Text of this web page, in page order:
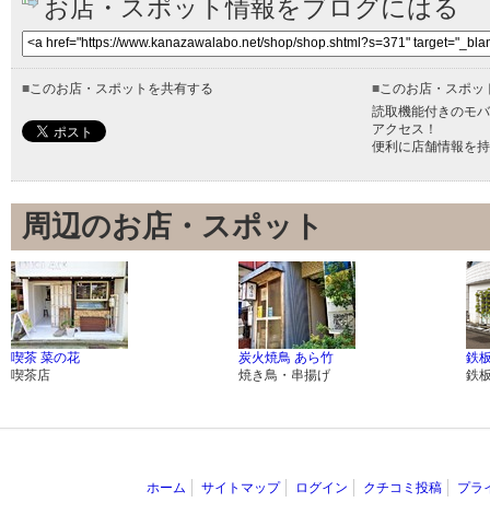
お店・スポット情報をブログにはる
■ このお店・スポットを共有する ■ このお店・スポ
読取機能付きのモ
アクセス！
便利に店舗情報を
周辺のお店・スポット
喫茶 菜の花
喫茶店
炭火焼鳥 あら竹
焼き鳥・串揚げ
鉄
鉄
ホーム サイトマップ ログイン クチコミ投稿 プラ